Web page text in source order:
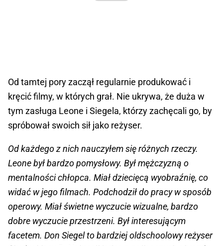
Od tamtej pory zaczął regularnie produkować i
kręcić filmy, w których grał. Nie ukrywa, że duża w
tym zasługa Leone i Siegela, którzy zachęcali go, by
spróbował swoich sił jako reżyser.
Od każdego z nich nauczyłem się różnych rzeczy.
Leone był bardzo pomysłowy. Był mężczyzną o
mentalności chłopca. Miał dziecięcą wyobraźnię, co
widać w jego filmach. Podchodził do pracy w sposób
operowy. Miał świetne wyczucie wizualne, bardzo
dobre wyczucie przestrzeni. Był interesującym
facetem. Don Siegel to bardziej oldschoolowy reżyser